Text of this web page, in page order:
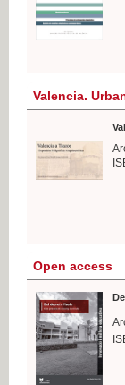
Valencia.
Open access